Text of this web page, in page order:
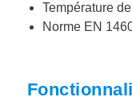
Température
Norme EN